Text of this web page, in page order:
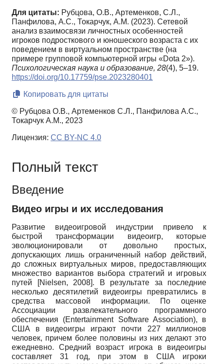
Для цитаты: Рубцова, О.В., Артеменков, С.Л.,
Панфилова, А.С., Токарчук, А.М. (2023). Сетевой
анализ взаимосвязи личностных особенностей
игроков подросткового и юношеского возраста с их
поведением в виртуальном пространстве (на
примере групповой компьютерной игры «Dota 2»).
Психологическая наука и образование, 28(4), 5–19.
https://doi.org/10.17759/pse.2023280401
Копировать для цитаты
© Рубцова О.В., Артеменков С.Л., Панфилова А.С.,
Токарчук А.М., 2023
Лицензия: CC BY-NC 4.0
Полный текст
Введение
Видео игры и их исследования
Развитие видеоигровой индустрии привело к
быстрой трансформации видеоигр, которые
эволюционировали от довольно простых,
допускающих лишь ограниченный набор действий,
до сложных виртуальных миров, предоставляющих
множество вариантов выбора стратегий и игровых
путей
[Nielsen, 2008]. В результате за последние
несколько десятилетий видеоигры превратились в
средства массовой информации. По оценке
Ассоциации развлекательного программного
обеспечения (Entertainment Software Association), в
США в видеоигры играют почти 227 миллионов
человек, причем более половины из них делают это
ежедневно. Средний возраст игрока в видеоигры
составляет 31 год, при этом в США игроки